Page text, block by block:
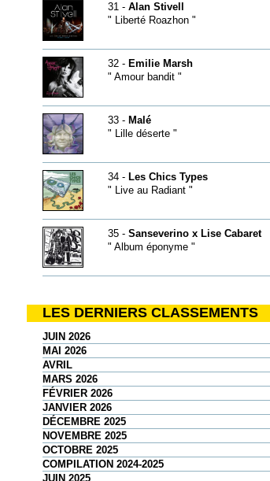
31 - Alan Stivell
" Liberté Roazhon "
32 - Emilie Marsh
" Amour bandit "
33 - Malé
" Lille déserte "
34 - Les Chics Types
" Live au Radiant "
35 - Sanseverino x Lise Cabaret
" Album éponyme "
LES DERNIERS CLASSEMENTS
JUIN 2026
MAI 2026
AVRIL
MARS 2026
FÉVRIER 2026
JANVIER 2026
DÉCEMBRE 2025
NOVEMBRE 2025
OCTOBRE 2025
COMPILATION 2024-2025
JUIN 2025